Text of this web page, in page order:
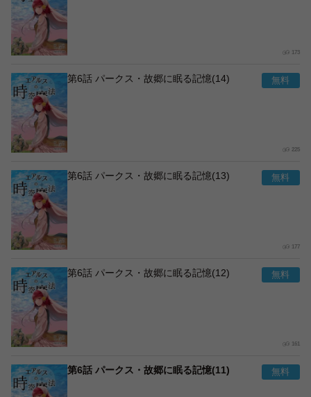
173
第6話 パークス・故郷に眠る記憶(14)
225
第6話 パークス・故郷に眠る記憶(13)
177
第6話 パークス・故郷に眠る記憶(12)
161
第6話 パークス・故郷に眠る記憶(11)